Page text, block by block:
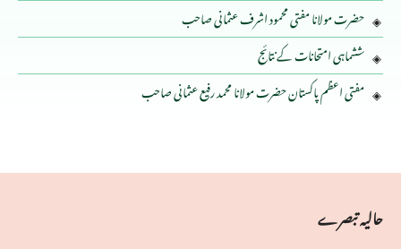
حضرت مولانا مفتی محمود اشرف عثمانی صاحب
ششماہی امتحانات کے نتائج
مفتی اعظم پاکستان حضرت مولانا محمد رفیع عثمانی صاحب
حالیہ تبصرے